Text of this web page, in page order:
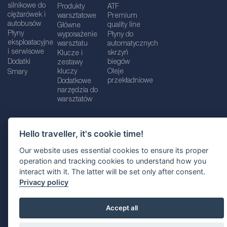
Hello traveller, it's cookie time!
Our website uses essential cookies to ensure its proper
operation and tracking cookies to understand how you
interact with it. The latter will be set only after consent.
Privacy policy
Accept all
silnikowe do
ciężarówek i
autobusów
Płyny
eksploatacyjne
i serwisowe
Dodatki
Smary
Produkty
warsztatowe
Główne
wyposażenie
warsztatu
Klucze i
zestawy
kluczy
Dodatkowe
narzędzia do
warsztatów
ATF
Premium
quality line
Płyny do
automatycznych
skrzyń
biegów
Oleje
przekładniowe
Polityka prywatnośc i Polityka Cookie